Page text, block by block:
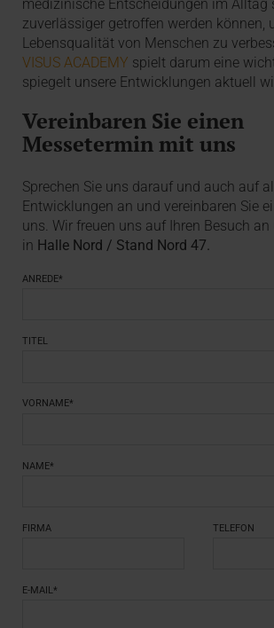
medizinische Entscheidungen im Alltag
zuverlässiger getroffen werden können,
Lebensqualität von Menschen zu
VISUS ACADEMY spielt darum eine
spiegelt unsere Entwicklungen aktuell
Vereinbaren Sie einen
Messetermin mit uns
Sprechen Sie uns darauf und auch auf
Entwicklungen an und vereinbaren Sie
uns. Wir freuen uns auf Ihren Besuch
in Halle Nord / Stand Nord 47.
ANREDE*
TITEL
VORNAME*
NAME*
FIRMA TELEFON
E-MAIL*